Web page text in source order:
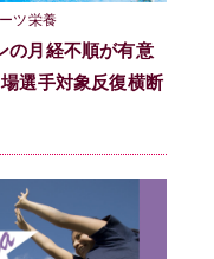
ツ栄養
の月経不順が有意
選手対象反復横断